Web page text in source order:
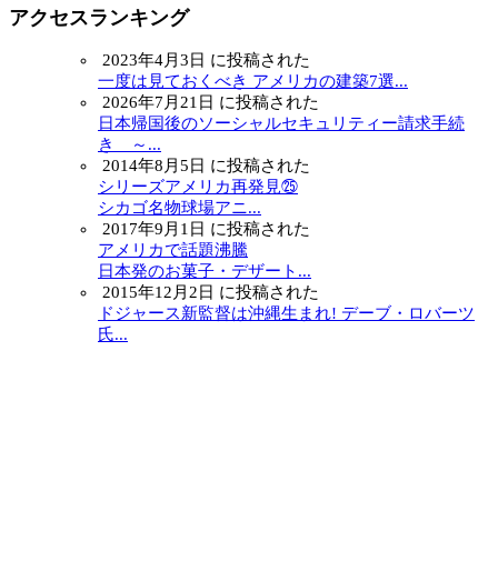
アクセスランキング
2023年4月3日 に投稿された
一度は見ておくべき アメリカの建築7選...
2026年7月21日 に投稿された
日本帰国後のソーシャルセキュリティー請求手続
き ～...
2014年8月5日 に投稿された
シリーズアメリカ再発見㉕
シカゴ名物球場アニ...
2017年9月1日 に投稿された
アメリカで話題沸騰
日本発のお菓子・デザート...
2015年12月2日 に投稿された
ドジャース新監督は沖縄生まれ! デーブ・ロバーツ
氏...